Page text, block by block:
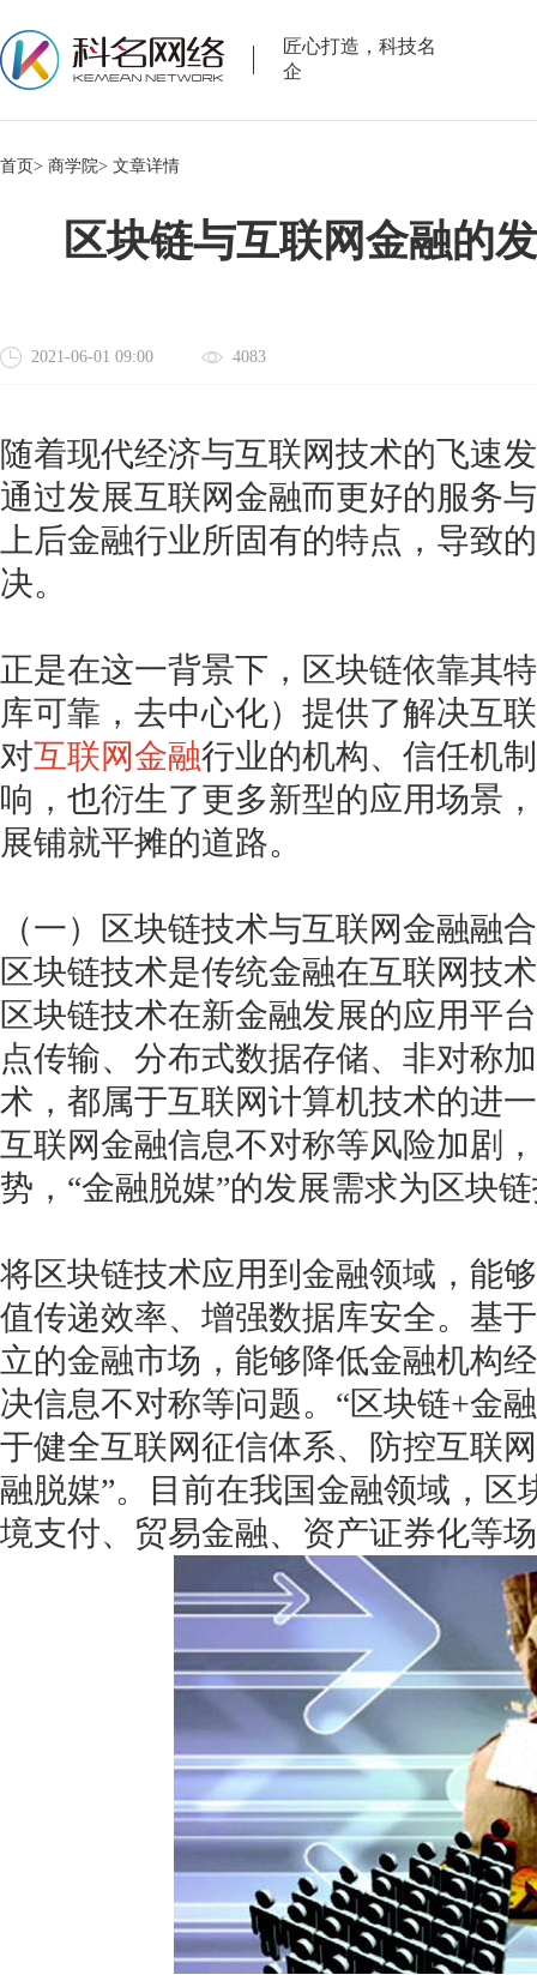
匠心打造，科技名
企
首页> 商学院> 文章详情
区块链与互联网金融的
2021-06-01 09:00 4083
随着现代经济与互联网技术的飞速
通过发展互联网金融而更好的服务
上后金融行业所固有的特点，导致
决。
正是在这一背景下，区块链依靠其
库可靠，去中心化）提供了解决互
对互联网金融行业的机构、信任机
响，也衍生了更多新型的应用场景
展铺就平摊的道路。
（一）区块链技术与互联网金融融
区块链技术是传统金融在互联网技
区块链技术在新金融发展的应用平
点传输、分布式数据存储、非对称
术，都属于互联网计算机技术的进
互联网金融信息不对称等风险加剧
势，“金融脱媒”的发展需求为区块
将区块链技术应用到金融领域，能
值传递效率、增强数据库安全。基
立的金融市场，能够降低金融机构
决信息不对称等问题。“区块链+金
于健全互联网征信体系、防控互联
融脱媒”。目前在我国金融领域，区
境支付、贸易金融、资产证券化等
1万个想法不如1次的方案落地
扫码添加[商务总监]沟通方案
扫码沟通